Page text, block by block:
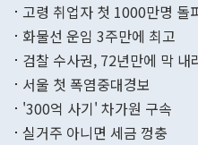
고령 취업자 첫 1000만명 돌
화물선 운임 3주만에 최고
검찰 수사권, 72년만에 막 내
서울 첫 폭염중대경보
'300억 사기' 차가원 구속
실거주 아니면 세금 껑충